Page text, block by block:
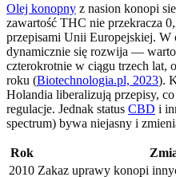
Olej konopny z nasion konopi
zawartość THC nie przekracza
przepisami Unii Europejskiej. W
dynamicznie się rozwija —
czterokrotnie w ciągu trzech lat,
roku (Biotechnologia.pl, 2023).
Holandia liberalizują przepisy,
regulacje. Jednak status CBD i
spectrum) bywa niejasny i
Rok
2010 Zakaz uprawy konopi